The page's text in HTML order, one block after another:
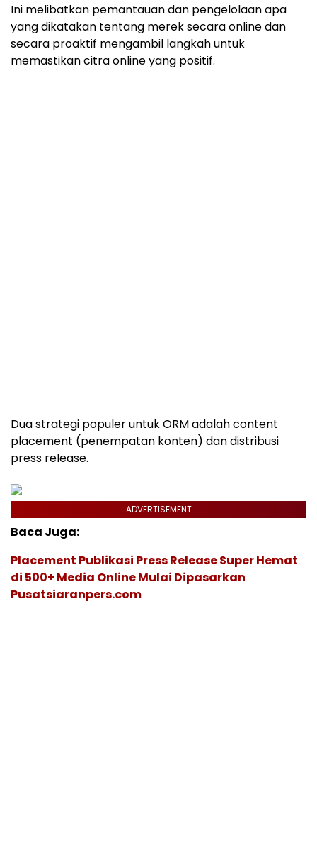
Ini melibatkan pemantauan dan pengelolaan apa
yang dikatakan tentang merek secara online dan
secara proaktif mengambil langkah untuk
memastikan citra online yang positif.
Dua strategi populer untuk ORM adalah content
placement (penempatan konten) dan distribusi
press release.
ADVERTISEMENT
Baca Juga:
Placement Publikasi Press Release Super Hemat
di 500+ Media Online Mulai Dipasarkan
Pusatsiaranpers.com